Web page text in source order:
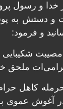
از خدا و رسول
به پوست
و فرمود:
مصيبت
گرامی‌ات ملحق
حرمله كاهل
آغوش عموی